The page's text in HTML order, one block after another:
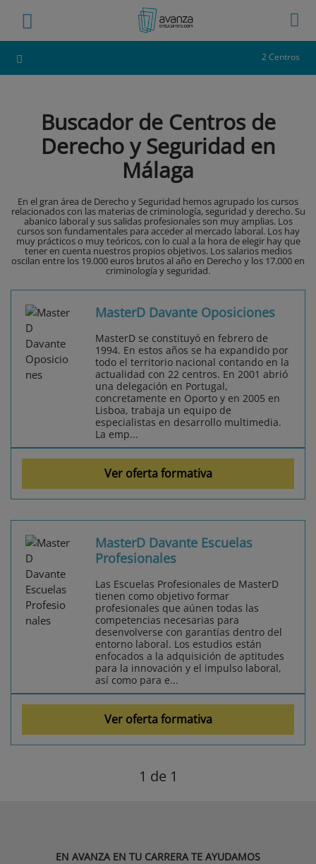
2 Centros
Buscador de Centros de
Derecho y Seguridad en
Málaga
En el gran área de Derecho y Seguridad hemos agrupado los cursos
relacionados con las materias de criminología, seguridad y derecho. Su
abanico laboral y sus salidas profesionales son muy amplias. Los
cursos son fundamentales para acceder al mercado laboral. Los hay
muy prácticos o muy teóricos, con lo cual a la hora de elegir hay que
tener en cuenta nuestros propios objetivos. Los salarios medios
oscilan entre los 19.000 euros brutos al año en Derecho y los 17.000 en
criminología y seguridad.
MasterD Davante Oposiciones
MasterD se constituyó en febrero de
1994. En estos años se ha expandido por
todo el territorio nacional contando en la
actualidad con 22 centros. En 2001 abrió
una delegación en Portugal,
concretamente en Oporto y en 2005 en
Lisboa, trabaja un equipo de
especialistas en desarrollo multimedia.
La emp...
Ver oferta formativa
MasterD Davante Escuelas
Profesionales
Las Escuelas Profesionales de MasterD
tienen como objetivo formar
profesionales que aúnen todas las
competencias necesarias para
desenvolverse con garantías dentro del
entorno laboral. Los estudios están
enfocados a la adquisición de aptitudes
para la innovación y el impulso laboral,
así como para e...
Ver oferta formativa
1 de 1
EN AVANZA EN TU CARRERA TE AYUDAMOS